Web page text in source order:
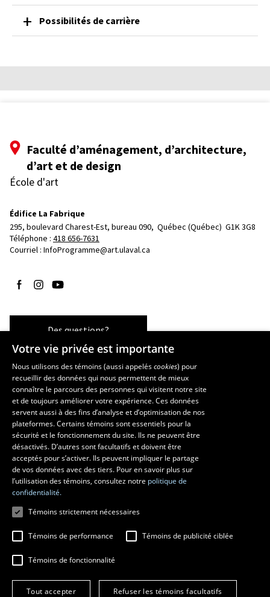
Possibilités de carrière
Faculté d’aménagement, d’architecture,
d’art et de design
École d'art
Édifice La Fabrique
295, boulevard Charest-Est, bureau 090, Québec (Québec)  G1K 3G8
Téléphone : 418 656-7631
Courriel : InfoProgramme@art.ulaval.ca
Suivez-nous sur Facebook
Suivez-nous sur Instagram
Suivez-nous sur YouTube
Des questions?
Les écoles et la recherche
École supérieure d’aménagement du territoire et de développement
régional
École d’architecture
École de design
Centre de recherche en aménagement et développement
© 2026 Université Laval
Tous droits réservés
Conditions générales d'utilisation
Votre vie privée est importante
Nous utilisons des témoins (aussi appeléscookies) pour
recueillir des données qui nous permettent de mieux
connaître le parcours des personnes qui visitent notre site
et de toujours améliorer votre expérience. Ces données
servent aussi à des fins d’analyse et d’optimisation de nos
plateformes. Certains témoins sont essentiels pour la
sécurité et le fonctionnement du site. Ils ne peuvent être
désactivés. D’autres sont facultatifs et doivent être
acceptés pour s’activer. Ils peuvent impliquer le partage
de vos données avec des tiers. Pour en savoir plus sur
l’utilisation des témoins, consultez notre politique de
confidentialité.
Témoins strictement nécessaires
Témoins de performance Témoins de publicité ciblée
Témoins de fonctionnalité
Tout accepter Refuser les témoins facultatifs